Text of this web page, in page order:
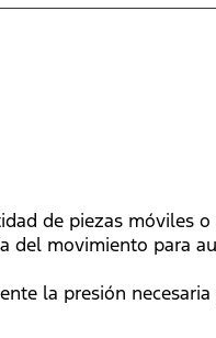
de piezas móviles
movimiento para
la presión